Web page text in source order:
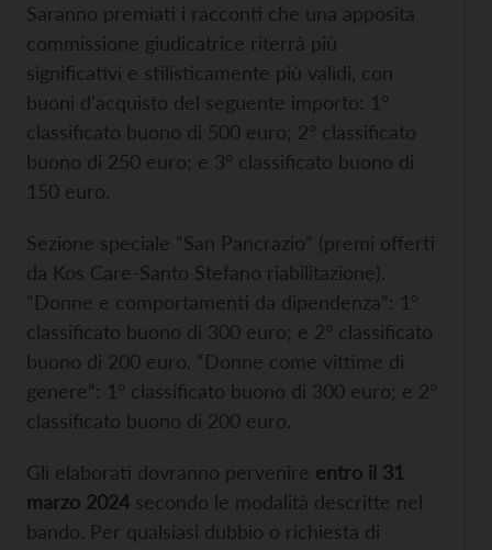
Saranno premiati i racconti che una apposita
commissione giudicatrice riterrà più
significativi e stilisticamente più validi, con
buoni d’acquisto del seguente importo: 1°
classificato buono di 500 euro; 2° classificato
buono di 250 euro; e 3° classificato buono di
150 euro.
Sezione speciale “San Pancrazio” (premi offerti
da Kos Care-Santo Stefano riabilitazione).
“Donne e comportamenti da dipendenza”: 1°
classificato buono di 300 euro; e 2° classificato
buono di 200 euro. “Donne come vittime di
genere”: 1° classificato buono di 300 euro; e 2°
classificato buono di 200 euro.
Gli elaborati dovranno pervenire entro il 31
marzo 2024 secondo le modalità descritte nel
bando. Per qualsiasi dubbio o richiesta di